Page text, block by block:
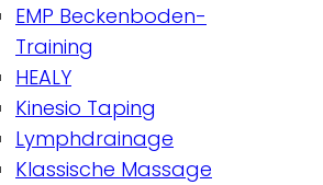
EMP Beckenboden-
Training
HEALY
Kinesio Taping
Lymphdrainage
Klassische Massage